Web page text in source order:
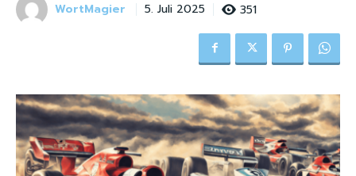
WortMagier 5. Juli 2025 351